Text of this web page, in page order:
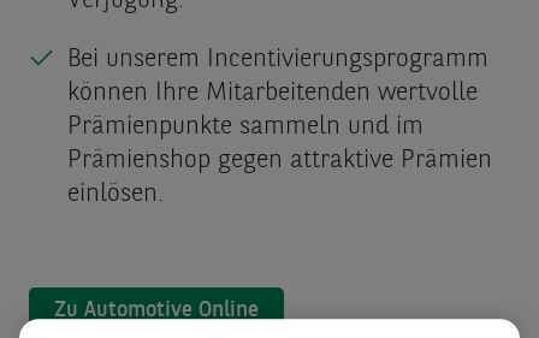
Bei unserem Incentivierungsprogramm
können Ihre Mitarbeitenden wertvolle
Prämienpunkte sammeln und im
Prämienshop gegen attraktive Prämien
einlösen.
Zu Automotive Online